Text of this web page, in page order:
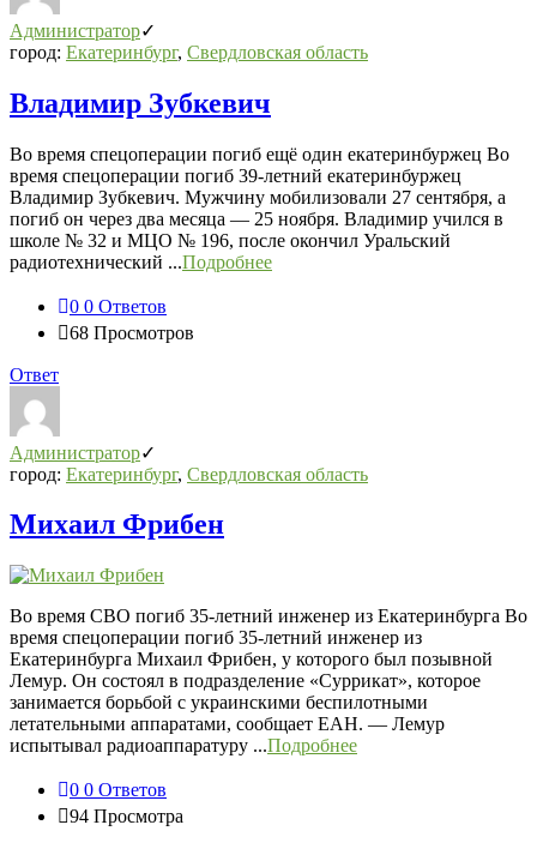
Администратор
город: Екатеринбург, Свердловская область
Владимир Зубкевич
Во время спецоперации погиб ещё один екатеринбуржец Во
время спецоперации погиб 39-летний екатеринбуржец
Владимир Зубкевич. Мужчину мобилизовали 27 сентября, а
погиб он через два месяца — 25 ноября. Владимир учился в
школе № 32 и МЦО № 196, после окончил Уральский
радиотехнический ...Подробнее
0 0 Ответов
68 Просмотров
Ответ
Администратор
город: Екатеринбург, Свердловская область
Михаил Фрибен
Во время СВО погиб 35-летний инженер из Екатеринбурга Во
время спецоперации погиб 35-летний инженер из
Екатеринбурга Михаил Фрибен, у которого был позывной
Лемур. Он состоял в подразделение «Суррикат», которое
занимается борьбой с украинскими беспилотными
летательными аппаратами, сообщает ЕАН. — Лемур
испытывал радиоаппаратуру ...Подробнее
0 0 Ответов
94 Просмотра